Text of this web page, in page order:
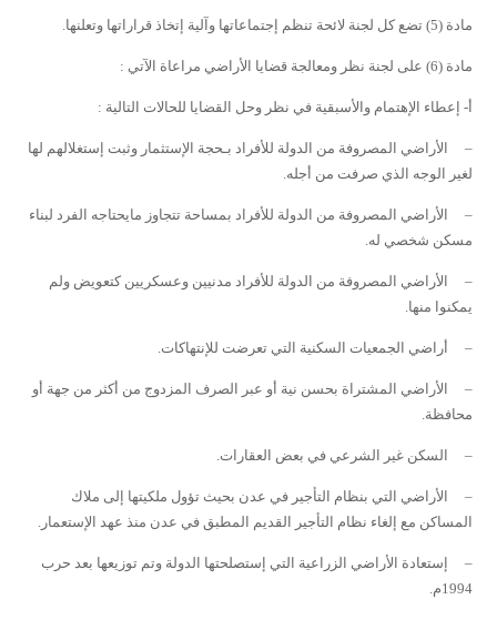
مادة (5) تضع كل لجنة لائحة تنظم إجتماعاتها وآلية إتخاذ قراراتها وتعلنها.
مادة (6) على لجنة نظر ومعالجة قضايا الأراضي مراعاة الآتي :
أ- إعطاء الإهتمام والأسبقية في نظر وحل القضايا للحالات التالية :
–
الأراضي المصروفة من الدولة للأفراد بـحجة الإستثمار وثبت إستغلالهم لها
لغير الوجه الذي صرفت من أجله.
–
الأراضي المصروفة من الدولة للأفراد بمساحة تتجاوز مايحتاجه الفرد لبناء
مسكن شخصي له.
–
الأراضي المصروفة من الدولة للأفراد مدنيين وعسكريين كتعويض ولم
يمكنوا منها.
– أراضي الجمعيات السكنية التي تعرضت للإنتهاكات.
–
الأراضي المشتراة بحسن نية أو عبر الصرف المزدوج من أكثر من جهة أو
محافظة.
– السكن غير الشرعي في بعض العقارات.
–
الأراضي التي بنظام التأجير في عدن بحيث تؤول ملكيتها إلى ملاك
المساكن مع إلغاء نظام التأجير القديم المطبق في عدن منذ عهد الإستعمار.
–
إستعادة الأراضي الزراعية التي إستصلحتها الدولة وتم توزيعها بعد حرب
1994م.